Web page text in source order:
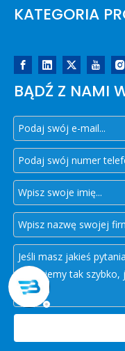
KATEGORIA
BĄDŹ Z NAMI